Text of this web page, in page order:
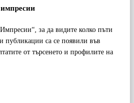
за да видите колко пъти
публикации са се появили във
от търсенето и профилите на